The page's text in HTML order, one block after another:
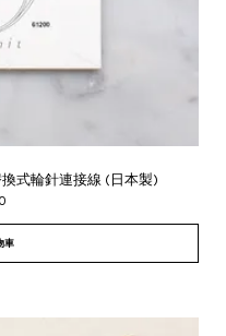
換式輪針連接線 (日本製)
車